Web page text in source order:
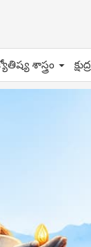
శాస్త్రం క్షుద్ర